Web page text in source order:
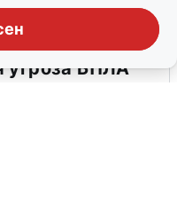
угроза БПЛА